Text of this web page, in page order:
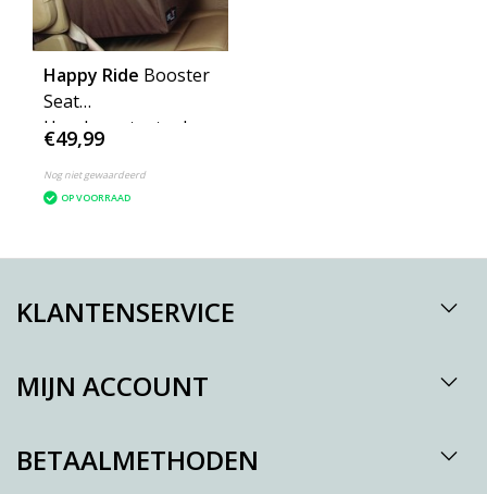
Happy Ride Booster
Seat
Hondenautostoel
XLarge bruin
€49,99
Nog niet gewaardeerd
OP VOORRAAD
KLANTENSERVICE
MIJN ACCOUNT
BETAALMETHODEN